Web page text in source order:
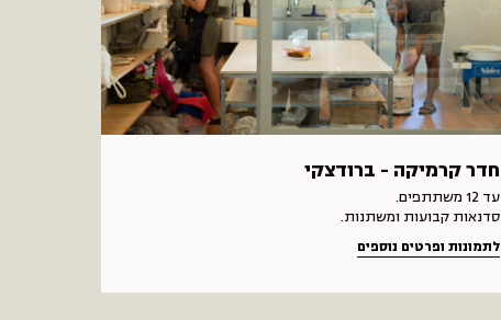
חדר קרמיקה - ברודצקי
עד 12 משתתפים.
סדנאות קבועות ומשתנות.
לתמונות ופרטים נוספים